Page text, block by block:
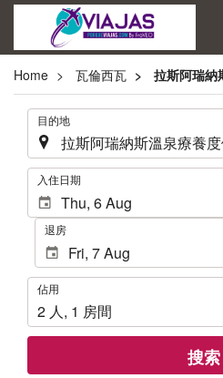
Home 瓦倫西瓦 拉斯阿瑞納
. 目的地
. 入住日期
退房
佔
用
佔用
2 人, 1 房間
搜索